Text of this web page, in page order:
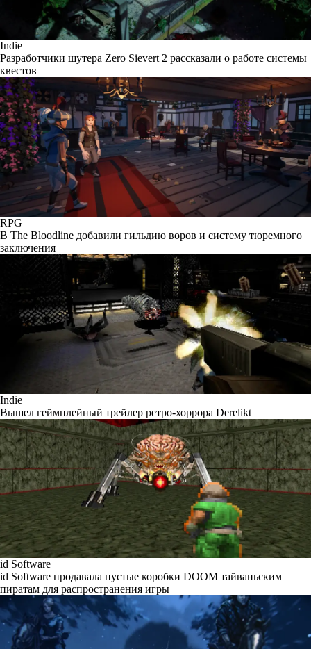
Indie
Разработчики шутера Zero Sievert 2 рассказали о работе системы
квестов
RPG
В The Bloodline добавили гильдию воров и систему тюремного
заключения
Indie
Вышел геймплейный трейлер ретро-хоррора Derelikt
id Software
id Software продавала пустые коробки DOOM тайваньским
пиратам для распространения игры